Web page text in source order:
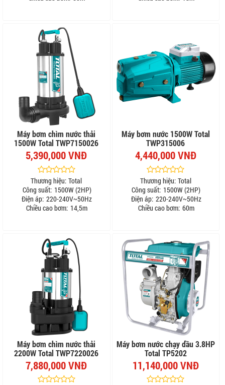
Máy bơm chìm nước thải
1500W Total TWP7150026
5,390,000 VNĐ
Thương hiệu: Total
Công suất: 1500W (2HP)
Điện áp: 220-240V~50Hz
Chiều cao bơm: 14,5m
Máy bơm nước 1500W Total
TWP315006
4,440,000 VNĐ
Thương hiệu: Total
Công suất: 1500W (2HP)
Điện áp: 220-240V~50Hz
Chiều cao bơm: 60m
Máy bơm chìm nước thải
2200W Total TWP7220026
7,880,000 VNĐ
Máy bơm nước chạy dầu 3.8HP
Total TP5202
11,140,000 VNĐ